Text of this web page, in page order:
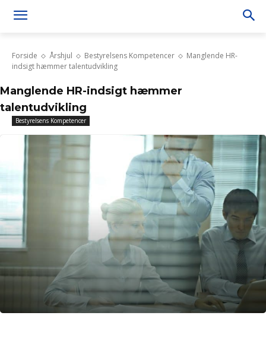
Forside Årshjul Bestyrelsens Kompetencer
Manglende HR-
indsigt hæmmer talentudvikling
Manglende HR-indsigt hæmmer
talentudvikling
Bestyrelsens Kompetencer